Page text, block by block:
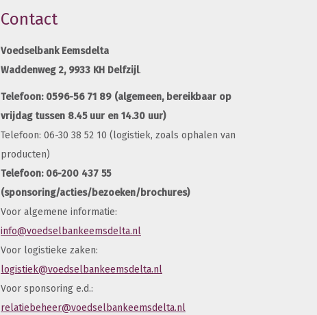
Contact
Voedselbank Eemsdelta
Waddenweg 2, 9933 KH Delfzijl.
Telefoon: 0596-56 71 89 (algemeen, bereikbaar op
vrijdag tussen 8.45 uur en 14.30 uur)
Telefoon: 06-30 38 52 10 (logistiek, zoals ophalen van
producten)
Telefoon: 06-200 437 55
(sponsoring/acties/bezoeken/brochures)
Voor algemene informatie:
info@voedselbankeemsdelta.nl
Voor logistieke zaken:
logistiek@voedselbankeemsdelta.nl
Voor sponsoring e.d.:
relatiebeheer@voedselbankeemsdelta.nl